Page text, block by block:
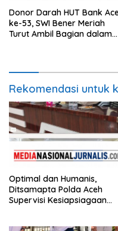
Donor Darah HUT Bank
ke-53, SWI Bener Meriah
Turut Ambil Bagian dalam
Rekomendasi untuk
Optimal dan Humanis,
Ditsamapta Polda Aceh
Supervisi Kesiapsiagaan